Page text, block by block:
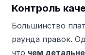
Контроль
Большинство
раунда правок.
что чем